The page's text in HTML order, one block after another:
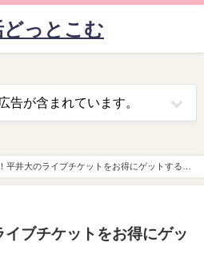
どっとこむ
告が含まれています。
平井大のライブチケットをお得にゲットする方
ブチケットをお得にゲッ